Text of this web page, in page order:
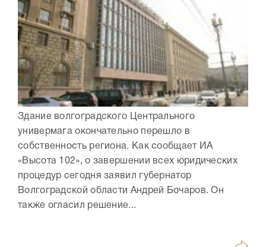
Здание волгоградского Центрального
универмага окончательно перешло в
собственность региона. Как сообщает ИА
«Высота 102», о завершении всех юридических
процедур сегодня заявил губернатор
Волгоградской области Андрей Бочаров. Он
также огласил решение...